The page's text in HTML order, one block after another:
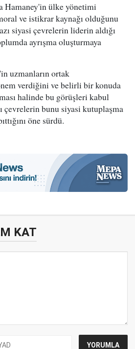
Hamaney'in ülke yönetimi
ve istikrar kaynağı olduğunu
siyasi çevrelerin liderin aldığı
ayrışma oluşturmaya
uzmanların ortak
verdiğini ve belirli bir konuda
halinde bu görüşleri kabul
çevrelerin bunu siyasi kutuplaşma
öne sürdü.
KAT